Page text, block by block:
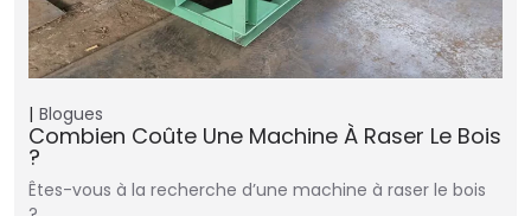
Blogues
Combien Coûte Une Machine À Raser Le Bois
?
Êtes-vous à la recherche d’une machine à raser le bois